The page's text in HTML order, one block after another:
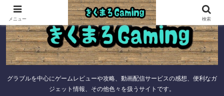
グラブルを中心にゲームレビューや攻略、動画配信サービスの感想、便利なガ
ジェット情報、その他色々を扱うサイトです。
メニュー 検索